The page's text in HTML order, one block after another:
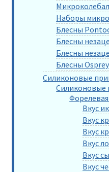
Наборы
Блесны
Блесны
Блесны
Блесны Osprey
Силиконовые
Силиконовые
Вкус
Вкус
Вкус
Вкус
Вкус
Вкус